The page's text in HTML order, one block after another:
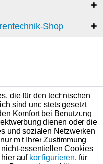
Shop
die für den technischen
sind und stets gesetzt
Komfort bei Benutzung
dienen oder die
und sozialen Netzwerken
mit Ihrer Zustimmung
essentiellen Cookies
auf konfigurieren, für